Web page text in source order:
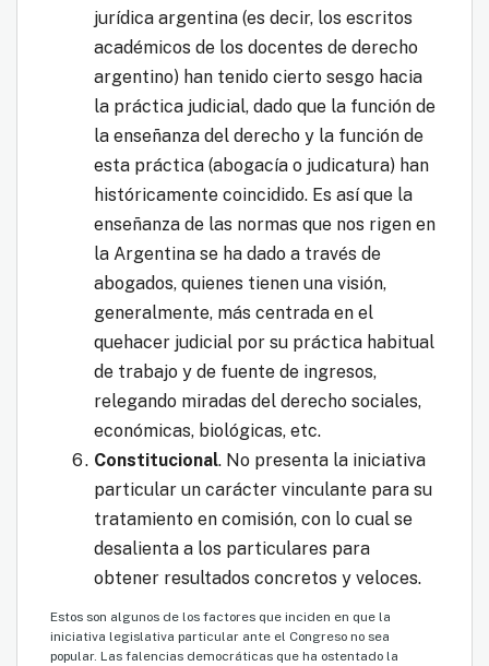
jurídica argentina (es decir, los escritos
académicos de los docentes de derecho
argentino) han tenido cierto sesgo hacia
la práctica judicial, dado que la función de
la enseñanza del derecho y la función de
esta práctica (abogacía o judicatura) han
históricamente coincidido. Es así que la
enseñanza de las normas que nos rigen en
la Argentina se ha dado a través de
abogados, quienes tienen una visión,
generalmente, más centrada en el
quehacer judicial por su práctica habitual
de trabajo y de fuente de ingresos,
relegando miradas del derecho sociales,
económicas, biológicas, etc.
Constitucional. No presenta la iniciativa
particular un carácter vinculante para su
tratamiento en comisión, con lo cual se
desalienta a los particulares para
obtener resultados concretos y veloces.
Estos son algunos de los factores que inciden en que la
iniciativa legislativa particular ante el Congreso no sea
popular. Las falencias democráticas que ha ostentado la